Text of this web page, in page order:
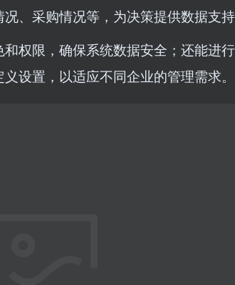
、采购情况等，为决策提供数据支持
权限，确保系统数据安全；还能进
设置，以适应不同企业的管理需求。